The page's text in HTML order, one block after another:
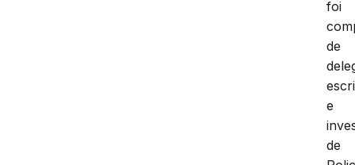
foi
de
e
de